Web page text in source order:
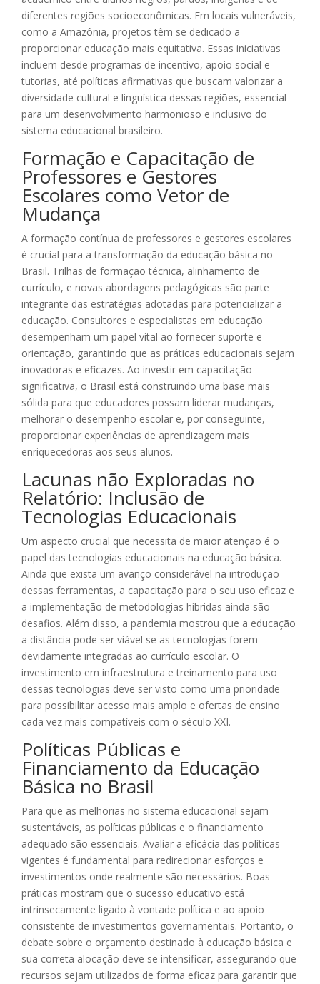
diferentes regiões socioeconômicas. Em locais vulneráveis,
como a Amazônia, projetos têm se dedicado a
proporcionar educação mais equitativa. Essas iniciativas
incluem desde programas de incentivo, apoio social e
tutorias, até políticas afirmativas que buscam valorizar a
diversidade cultural e linguística dessas regiões, essencial
para um desenvolvimento harmonioso e inclusivo do
sistema educacional brasileiro.
Formação e Capacitação de
Professores e Gestores
Escolares como Vetor de
Mudança
A formação contínua de professores e gestores escolares
é crucial para a transformação da educação básica no
Brasil. Trilhas de formação técnica, alinhamento de
currículo, e novas abordagens pedagógicas são parte
integrante das estratégias adotadas para potencializar a
educação. Consultores e especialistas em educação
desempenham um papel vital ao fornecer suporte e
orientação, garantindo que as práticas educacionais sejam
inovadoras e eficazes. Ao investir em capacitação
significativa, o Brasil está construindo uma base mais
sólida para que educadores possam liderar mudanças,
melhorar o desempenho escolar e, por conseguinte,
proporcionar experiências de aprendizagem mais
enriquecedoras aos seus alunos.
Lacunas não Exploradas no
Relatório: Inclusão de
Tecnologias Educacionais
Um aspecto crucial que necessita de maior atenção é o
papel das tecnologias educacionais na educação básica.
Ainda que exista um avanço considerável na introdução
dessas ferramentas, a capacitação para o seu uso eficaz e
a implementação de metodologias híbridas ainda são
desafios. Além disso, a pandemia mostrou que a educação
a distância pode ser viável se as tecnologias forem
devidamente integradas ao currículo escolar. O
investimento em infraestrutura e treinamento para uso
dessas tecnologias deve ser visto como uma prioridade
para possibilitar acesso mais amplo e ofertas de ensino
cada vez mais compatíveis com o século XXI.
Políticas Públicas e
Financiamento da Educação
Básica no Brasil
Para que as melhorias no sistema educacional sejam
sustentáveis, as políticas públicas e o financiamento
adequado são essenciais. Avaliar a eficácia das políticas
vigentes é fundamental para redirecionar esforços e
investimentos onde realmente são necessários. Boas
práticas mostram que o sucesso educativo está
intrinsecamente ligado à vontade política e ao apoio
consistente de investimentos governamentais. Portanto, o
debate sobre o orçamento destinado à educação básica e
sua correta alocação deve se intensificar, assegurando que
recursos sejam utilizados de forma eficaz para garantir que